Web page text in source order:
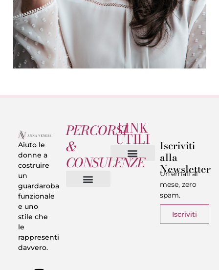
Aiuto le
donne a
costruire
un
guardaroba
funzionale
e uno
stile che
le
rappresenti
davvero.
PERCORSI
&
CONSULENZE
LINK
UTILI Iscriviti
alla
Newsletter
Un’email al
mese, zero
spam.
Iscriviti